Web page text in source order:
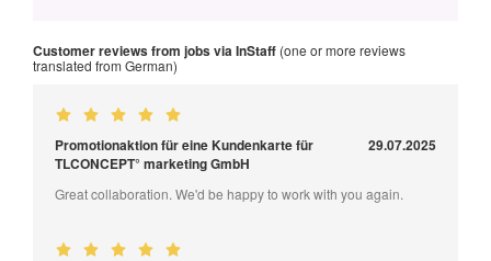
Customer reviews from jobs via InStaff (one or more reviews
translated from German)
Promotionaktion für eine Kundenkarte für
TLCONCEPT° marketing GmbH
29.07.2025
Great collaboration. We'd be happy to work with you again.